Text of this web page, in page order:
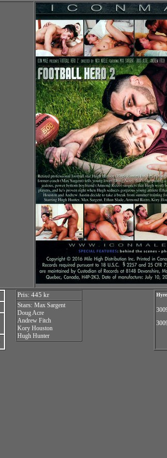
Pris: 445 kr
Stars: Max Sargent
Doug Acre
Andrew Fitch
Kory Houston
Hugh Hunter